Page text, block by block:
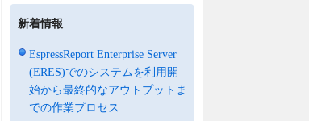
新着情報
EspressReport Enterprise Server
(ERES)でのシステムを利用開
始から最終的なアウトプットま
での作業プロセス